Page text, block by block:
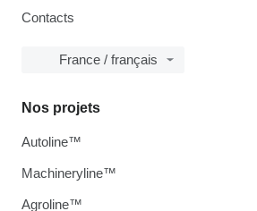
Contacts
France / français
Nos projets
Autoline™
Machineryline™
Agroline™